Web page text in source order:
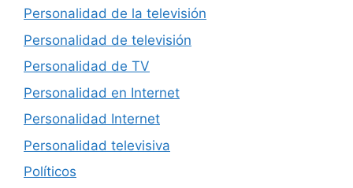
Personalidad de la televisión
Personalidad de televisión
Personalidad de TV
Personalidad en Internet
Personalidad Internet
Personalidad televisiva
Políticos